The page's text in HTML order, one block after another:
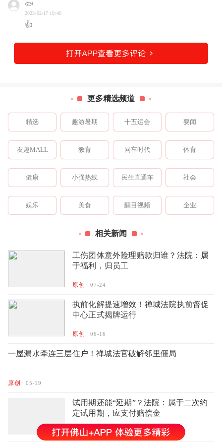
🐟
2023-02-17 19:49
👍
更多精选频道
精选 趣游暑期 十五运会 要闻
友趣MALL 教育 同车时代 体育
健康 小强热线 民生直通车 社会
娱乐 美食 醒目视频 企业
相关新闻
工伤团体意外险理赔款归谁？法院：属
于福利，归员工
原创 07-24
执前化解提速增效！禅城法院执前督促
中心正式揭牌运行
原创 06-16
一屋漏水牵连三层住户！禅城法官破解邻里僵局
原创 05-19
试用期还能“延期”？法院：属于二次约
定试用期，应支付赔偿金
原创 04-27